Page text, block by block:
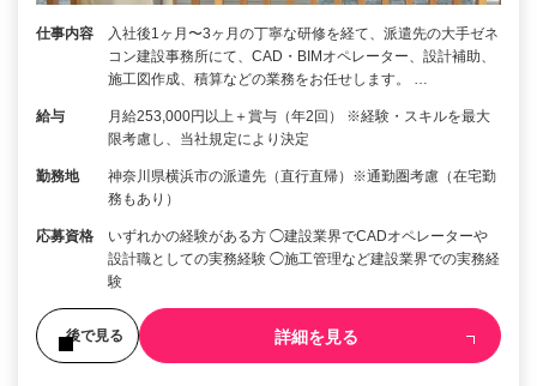
仕事内容
入社後1ヶ月〜3ヶ月の丁寧な研修を経て、派遣先の大手ゼネ
コン建設事務所にて、CAD・BIMオペレーター、設計補助、
施工図作成、積算などの業務をお任せします。 …
給与
月給253,000円以上＋賞与（年2回） ※経験・スキルを最大
限考慮し、当社規定により決定
勤務地
神奈川県横浜市の派遣先（直行直帰）※通勤圏考慮（在宅勤
務もあり）
応募資格
いずれかの経験がある方 ◯建設業界でCADオペレーターや
設計職としての実務経験 ◯施工管理など建設業界での実務経
験
後で見る 詳細を見る